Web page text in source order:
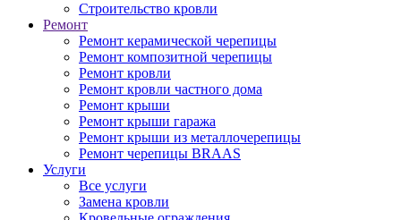
Строительство кровли
Ремонт
Ремонт керамической черепицы
Ремонт композитной черепицы
Ремонт кровли
Ремонт кровли частного дома
Ремонт крыши
Ремонт крыши гаража
Ремонт крыши из металлочерепицы
Ремонт черепицы BRAAS
Услуги
Все услуги
Замена кровли